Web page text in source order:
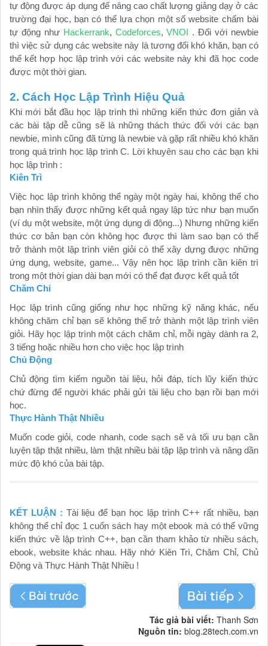
tự động được áp dụng để nâng cao chất lượng giảng dạy ở các
trường đại học, bạn có thể lựa chọn một số website chấm bài
tự động như Hackerrank, Codeforces,VNOI . Đối với newbie
thì việc sử dụng các website này là tương đối khó khăn, bạn có
thể kết hợp học lập trình với các website này khi đã học code
được một thời gian.
2. Cách Học Lập Trình Hiệu Quả
Khi mới bắt đầu học lập trình thì những kiến thức đơn giản và
các bài tập dễ cũng sẽ là những thách thức đối với các bạn
newbie, mình cũng đã từng là newbie và gặp rất nhiều khó khăn
trong quá trình học lập trình C. Lời khuyên sau cho các bạn khi
học lập trình :
Kiên Trì
Việc học lập trình không thể ngày một ngày hai, không thể cho
bạn nhìn thấy được những kết quả ngay lập tức như bạn muốn
(ví dụ một website, một ứng dụng di động...) Nhưng những kiến
thức cơ bản bạn còn không học được thì làm sao bạn có thể
trở thành một lập trình viên giỏi có thể xây dựng được những
ứng dụng, website, game... Vậy nên học lập trình cần kiên trì
trong một thời gian dài bạn mới có thể đạt được kết quả tốt
Chăm Chỉ
Học lập trình cũng giống như học những kỹ năng khác, nếu
không chăm chỉ bạn sẽ không thể trở thành một lập trình viên
giỏi. Hãy học lập trình một cách chăm chỉ, mỗi ngày dành ra 2,
3 tiếng hoặc nhiều hơn cho việc học lập trình
Chủ Động
Chủ động tìm kiếm nguồn tài liệu, hỏi đáp, tích lũy kiến thức
chứ đừng để người khác phải gửi tài liệu cho bạn rồi bạn mới
học.
Thực Hành Thật Nhiều
Muốn code giỏi, code nhanh, code sạch sẽ và tối ưu bạn cần
luyện tập thật nhiều, làm thật nhiều bài tập lập trình và nâng dần
mức độ khó của bài tập.
KẾT LUẬN : Tài liệu để bạn học lập trình C++ rất nhiều, bạn
không thể chỉ đọc 1 cuốn sách hay một ebook mà có thể vững
kiến thức về lập trình C++, bạn cần tham khảo từ nhiều sách,
ebook, website khác nhau. Hãy nhớ Kiên Trì, Chăm Chỉ, Chủ
Động và Thực Hành Thật Nhiều !
Tác giả bài viết: Thanh Sơn
Nguồn tin: blog.28tech.com.vn